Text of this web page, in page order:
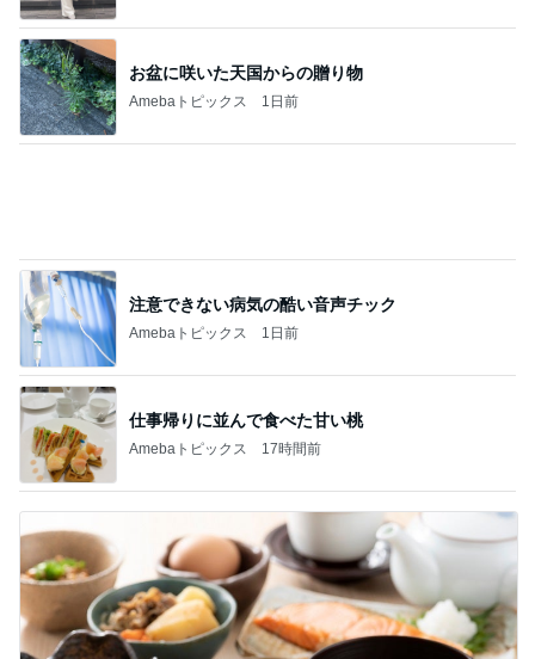
お盆に咲いた天国からの贈り物
Amebaトピックス 1日前
仕事帰りに並んで食べた甘い桃
Amebaトピックス 17時間前